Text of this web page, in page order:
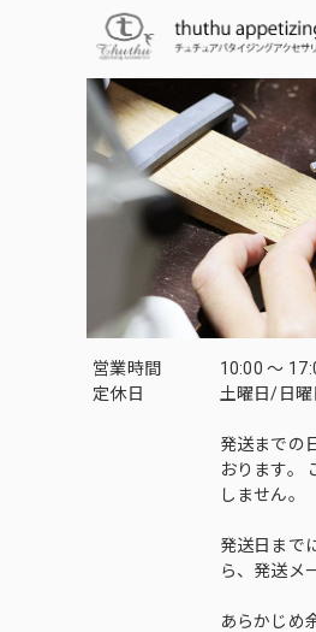
営業時間
10:00 〜
定休日
土曜日/日
発送までの
おります。
しません。
発送日まで
ら、発送メ
あらかじめ